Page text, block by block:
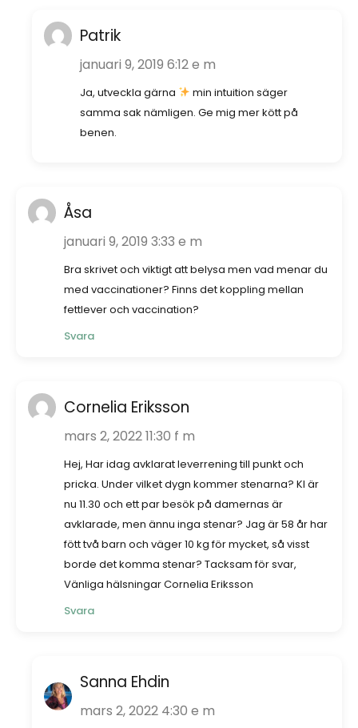
Patrik
januari 9, 2019 6:12 e m
Ja, utveckla gärna
min intuition säger
samma sak nämligen. Ge mig mer kött på
benen.
Åsa
januari 9, 2019 3:33 e m
Bra skrivet och viktigt att belysa men vad menar du
med vaccinationer? Finns det koppling mellan
fettlever och vaccination?
Svara
Cornelia Eriksson
mars 2, 2022 11:30 f m
Hej, Har idag avklarat leverrening till punkt och
pricka. Under vilket dygn kommer stenarna? Kl är
nu 11.30 och ett par besök på damernas är
avklarade, men ännu inga stenar? Jag är 58 år har
fött två barn och väger 10 kg för mycket, så visst
borde det komma stenar? Tacksam för svar,
Vänliga hälsningar Cornelia Eriksson
Svara
Sanna Ehdin
mars 2, 2022 4:30 e m